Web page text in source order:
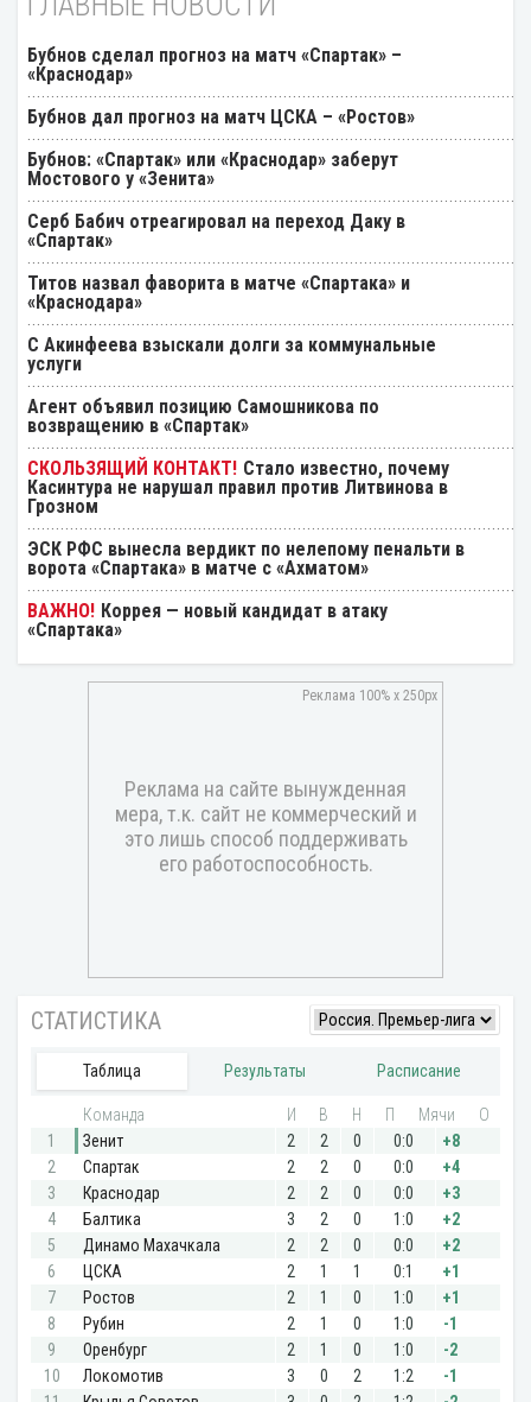
Бубнов сделал прогноз на матч «Спартак» –
«Краснодар»
Бубнов дал прогноз на матч ЦСКА – «Ростов»
Бубнов: «Спартак» или «Краснодар» заберут
Мостового у «Зенита»
Серб Бабич отреагировал на переход Даку в
«Спартак»
Титов назвал фаворита в матче «Спартака» и
«Краснодара»
С Акинфеева взыскали долги за коммунальные
услуги
Агент объявил позицию Самошникова по
возвращению в «Спартак»
Стало известно, почему
Касинтура не нарушал правил против Литвинова в
Грозном
ЭСК РФС вынесла вердикт по нелепому пенальти в
ворота «Спартака» в матче с «Ахматом»
Коррея — новый кандидат в атаку
«Спартака»